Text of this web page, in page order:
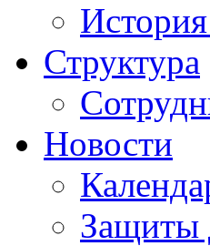
Структура
Новости
Защиты